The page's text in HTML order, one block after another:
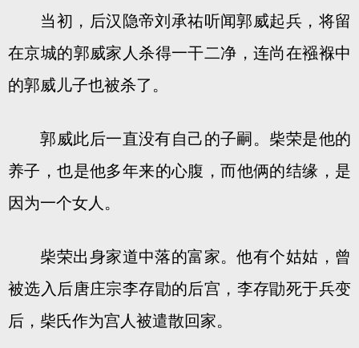
当初，后汉隐帝刘承祐听闻郭威起兵，将留
在京城的郭威家人杀得一干二净，连尚在襁褓中
的郭威儿子也被杀了。
郭威此后一直没有自己的子嗣。柴荣是他的
养子，也是他多年来的心腹，而他俩的结缘，是
因为一个女人。
柴荣出身家道中落的富家。他有个姑姑，曾
被选入后唐庄宗李存勖的后宫，李存勖死于兵变
后，柴氏作为宫人被遣散回家。